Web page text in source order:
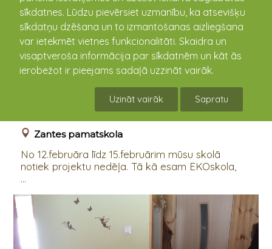
sīkdatnes. Lūdzu pievērsiet uzmanību, ka atsevišķu
sīkdatņu dzēšana un to izmantošanas aizliegšana
var ietekmēt vietnes funkcionalitāti. Skaidra un
visaptveroša informācija par sīkdatnēm un kāt ās
ierobežot ir pieejams sadaļā uzzināt vairāk.
Uzināt vairāk Sapratu
PROJEKTA NEDĒĻAS PIRMĀ DIENA
Zantes pamatskola
No 12.februāra līdz 15.februārim mūsu skolā
notiek projektu nedēļa. Tā kā esam EKOskola,
...